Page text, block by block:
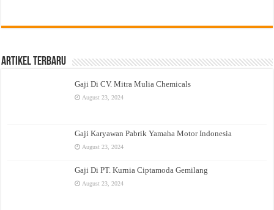
Artikel Terbaru
Gaji Di CV. Mitra Mulia Chemicals
August 23, 2024
Gaji Karyawan Pabrik Yamaha Motor Indonesia
August 23, 2024
Gaji Di PT. Kurnia Ciptamoda Gemilang
August 23, 2024